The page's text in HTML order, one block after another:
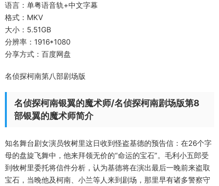
语言：单粤语音轨+中文字幕
格式：MKV
大小：5.51GB
分辨率：1916*1080
分享方式：百度网盘
名侦探柯南第八部剧场版
名侦探柯南银翼的魔术师/名侦探柯南剧场版第8
部银翼的魔术师简介
知名舞台剧女演员牧树里这日收到怪盗基德的预告信：在26个字
母的盘旋飞舞中，他来拜领无价的“命运的宝石”。毛利小五郎受
到牧树里委托将信件分析，认为基德将在演出最后一晚前来盗取
宝石，当晚他及柯南、小兰等人来到剧场，那里早有诸多警察守